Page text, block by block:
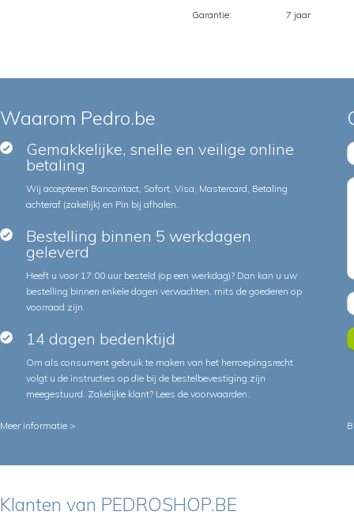
Garantie:
7 jaar
Waarom Pedro.be
Gemakkelijke, snelle en veilige online
betaling
Wij accepteren Bancontact, Sofort, Visa, Mastercard, Betaling
achteraf (zakelijk) en Pin bij afhalen.
Bestelling binnen 5 werkdagen
geleverd
Heeft u voor 17:00 uur besteld (op een werkdag)? Dan kan u uw
bestelling binnen enkele dagen verwachten, mits de goederen op
voorraad zijn.
14 dagen bedenktijd
Om als consument gebruik te maken van het herroepingsrecht
volgt u de instructies op die bij de bestelbevestiging zijn
meegestuurd. Zakelijke klant? Lees de voorwaarden.
Meer informatie >
Klanten van PEDROSHOP.BE